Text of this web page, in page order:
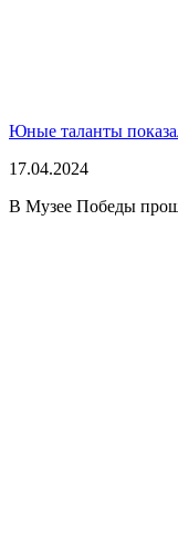
Юные таланты
17.04.2024
В Музее Победы